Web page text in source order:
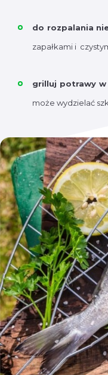
do rozpalania
zapałkami i
grilluj potrawy
może wydzielać